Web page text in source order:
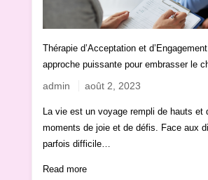
Thérapie d’Acceptation et
approche puissante pour embrasser le
admin août 2, 2023
La vie est un voyage rempli de hauts et
moments de joie et de défis. Face aux
parfois difficile…
Read more